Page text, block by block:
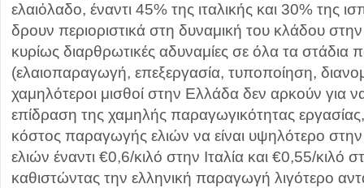
ελαιόλαδο, έναντι 45% της ιταλικής και 30% της
δρουν περιοριστικά στη δυναμική του κλάδου
κυρίως διαρθρωτικές αδυναμίες σε όλα τα στάδια
(ελαιοπαραγωγή, επεξεργασία, τυποποίηση,
χαμηλότεροι μισθοί στην Ελλάδα δεν αρκούν για
επίδραση της χαμηλής παραγωγικότητας
κόστος παραγωγής ελιών να είναι υψηλότερο
ελιών έναντι €0,6/κιλό στην Ιταλία και €0,55/κιλό
καθιστώντας την ελληνική παραγωγή λιγότερο